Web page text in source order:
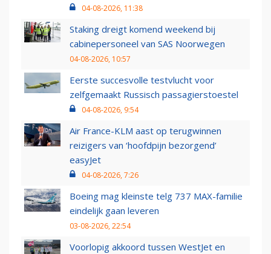
04-08-2026, 11:38
Staking dreigt komend weekend bij
cabinepersoneel van SAS Noorwegen
04-08-2026, 10:57
Eerste succesvolle testvlucht voor
zelfgemaakt Russisch passagierstoestel
04-08-2026, 9:54
Air France-KLM aast op terugwinnen
reizigers van ‘hoofdpijn bezorgend’
easyJet
04-08-2026, 7:26
Boeing mag kleinste telg 737 MAX-familie
eindelijk gaan leveren
03-08-2026, 22:54
Voorlopig akkoord tussen WestJet en